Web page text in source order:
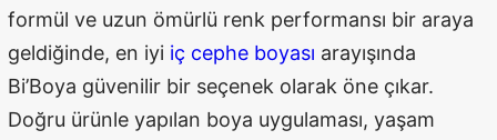
formül ve uzun ömürlü renk performansı bir araya
geldiğinde, en iyi iç cephe boyası arayışında
Bi’Boya güvenilir bir seçenek olarak öne çıkar.
Doğru ürünle yapılan boya uygulaması, yaşam